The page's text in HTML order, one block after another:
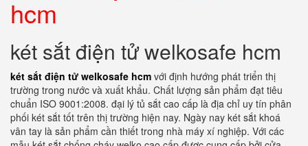
hcm
két sắt điện tử welkosafe hcm
két sắt điện tử welkosafe hcm với định hướng phát triển thị
trường trong nước và xuất khẩu. Chất lượng sản phẩm đạt tiêu
chuẩn ISO 9001:2008. đại lý tủ sắt cao cấp là địa chỉ uy tín phân
phối két sắt tốt trên thị trường hiện nay. Ngày nay két sắt khoá
vân tay là sản phẩm cần thiết trong nhà máy xí nghiệp. Với các